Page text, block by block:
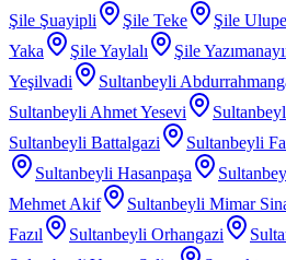
Şile Şuayipli
Şile Teke Şile
Yaka
Şile Yaylalı Şile
Yeşilvadi
Sultanbeyli
Sultanbeyli Ahmet Yesevi
Sultanbeyli Battalgazi
Sultanbeyli
Sultanbeyli Hasanpaşa
Mehmet Akif
Sultanbeyli Mimar
Fazıl
Sultanbeyli Orhangazi